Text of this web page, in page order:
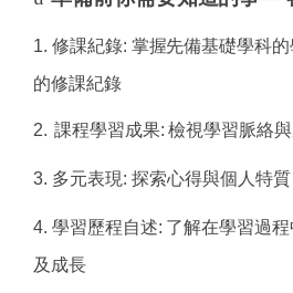
1. 修課紀錄: 掌握先備基礎學科
的修課紀錄
2. 課程學習成果:檢視學習脈絡
3. 多元表現: 探索心得與個人特質
4. 學習歷程自述: 了解在學習過
及成長